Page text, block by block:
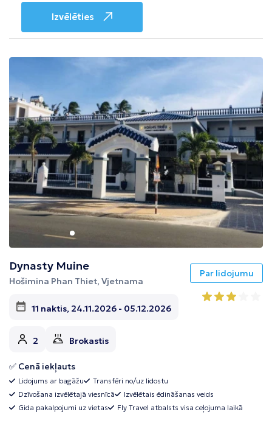
Izvēlēties
Dynasty Muine
Hošimina Phan Thiet, Vjetnama
11 naktis, 24.11.2026 - 05.12.2026
2 Brokastis
✅ Cenā iekļauts
Lidojums ar bagāžu
Transfēri no/uz lidostu
Dzīvošana izvēlētajā viesnīcā
Izvēlētais ēdināšanas veids
Gida pakalpojumi uz vietas
Fly Travel atbalsts visa ceļojuma laikā
Par lidojumu